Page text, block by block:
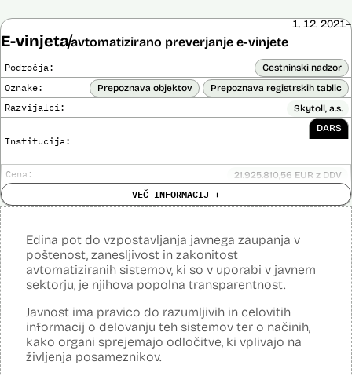
E-vinjetaavtomatizirano preverjanje e-vinjete
1. 12. 2021–
Področja: Cestninski nadzor
Oznake: Prepoznava objektov Prepoznava registrskih tablic
Razvijalci: Skytoll, a.s.
Institucija:
DARS
Cena: 21.925.810,56 EUR z DDV
Analiza učinka na človekove pravice
opravljena:
Posodobljeno: 3. december 2024
E-vinjeta je sistem plačevanja cestnine za vožnjo po slovenskih
avtocestah z uporabo e-naslova in registrske številke vozila in
nadzora. Za izvajanje cestninskega nadzora upravljavec cest preko
cestninskega nadzora preverja, ali so potniki kupili e-vinjeto. Sistem
samodejno v realnem času prepoznava registrske tablice, države
registracije vozila, barve, znamke, modele in modelna leta, cestninski
razred in vrste vozil. Prepoznava poteka s pomočjo
umetnointeligenčnih sistemov optične prepoznave na podlagi
VEČ INFORMACIJ +
Edina pot do vzpostavljanja javnega zaupanja v
poštenost, zanesljivost in zakonitost
avtomatiziranih sistemov, ki so v uporabi v javnem
sektorju, je njihova popolna transparentnost.
Javnost ima pravico do razumljivih in celovitih
informacij o delovanju teh sistemov ter o načinih,
kako organi sprejemajo odločitve, ki vplivajo na
življenja posameznikov.